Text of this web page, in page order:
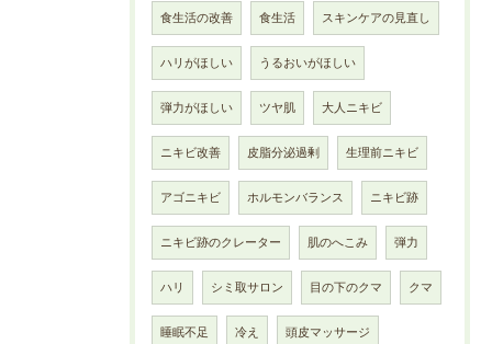
食生活の改善 食生活 スキンケアの見直し
ハリがほしい うるおいがほしい
弾力がほしい ツヤ肌 大人ニキビ
ニキビ改善 皮脂分泌過剰 生理前ニキビ
アゴニキビ ホルモンバランス ニキビ跡
ニキビ跡のクレーター 肌のへこみ 弾力
ハリ シミ取サロン 目の下のクマ クマ
睡眠不足 冷え 頭皮マッサージ